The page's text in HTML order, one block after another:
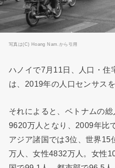
写真は(C) Hoang Nam.から引用
ハノイで7月11日、人口・住
は、2019年の人口センサスを
それによると、ベトナムの
9620万人となり、2009年比
アジア諸国では3位、世界15
万人、女性4832万人。女性